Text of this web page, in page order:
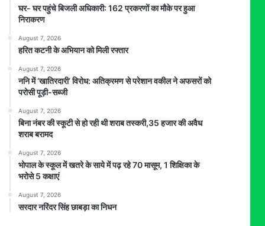
घर- घर पहुंचे बिजली अधिकारी: 162 प्रकरणों का मौके पर हुआ
निराकरण
August 7, 2026
हरित कटनी के अभियान को मिली रफ्तार
August 7, 2026
ननि में ‘खातिरदारी’ विरोध: अतिक्रमण से परेशान वकील ने अफसरों को
परोसी पूड़ी-सब्जी
August 7, 2026
बिना नंबर की स्कूटी से हो रही थी शराब तस्करी,35 हजार की अवैध
शराब बरामद
August 7, 2026
भोपाल के स्कूल में खतरे के साये में पढ़ रहे 70 मासूम, 1 शिक्षिका के
भरोसे 5 कक्षाएं
August 7, 2026
सरदार नरिंदर सिंह छाबड़ा का निधन